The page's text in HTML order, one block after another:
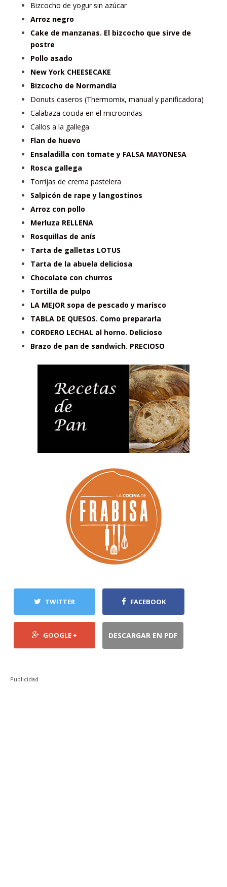
Bizcocho de yogur sin azúcar
Arroz negro
Cake de manzanas. El bizcocho que sirve de
postre
Pollo asado
New York CHEESECAKE
Bizcocho de Normandía
Donuts caseros (Thermomix, manual y panificadora)
Calabaza cocida en el microondas
Callos a la gallega
Flan de huevo
Ensaladilla con tomate y FALSA MAYONESA
Rosca gallega
Torrijas de crema pastelera
Salpicón de rape y langostinos
Arroz con pollo
Merluza RELLENA
Rosquillas de anís
Tarta de galletas LOTUS
Tarta de la abuela deliciosa
Chocolate con churros
Tortilla de pulpo
LA MEJOR sopa de pescado y marisco
TABLA DE QUESOS. Como prepararla
CORDERO LECHAL al horno. Delicioso
Brazo de pan de sandwich. PRECIOSO
TWITTER FACEBOOK
GOOGLE + DESCARGAR EN PDF
Publicidad